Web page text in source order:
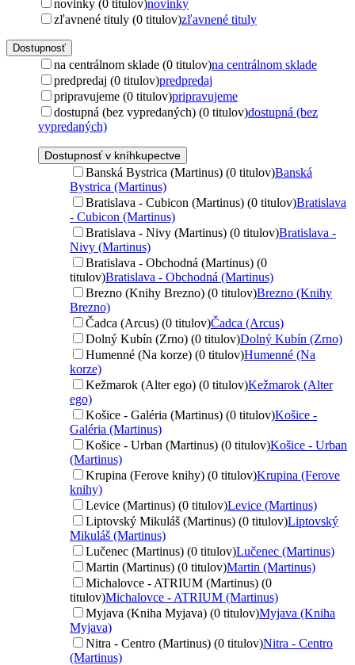
novinky (0 titulov)novinky
zľavnené tituly (0 titulov)zľavnené tituly
Dostupnosť
na centrálnom sklade (0 titulov)na centrálnom sklade
predpredaj (0 titulov)predpredaj
pripravujeme (0 titulov)pripravujeme
dostupná (bez vypredaných) (0 titulov)dostupná (bez
vypredaných)
Dostupnosť v kníhkupectve
Banská Bystrica (Martinus) (0 titulov)Banská
Bystrica (Martinus)
Bratislava - Cubicon (Martinus) (0 titulov)Bratislava
- Cubicon (Martinus)
Bratislava - Nivy (Martinus) (0 titulov)Bratislava -
Nivy (Martinus)
Bratislava - Obchodná (Martinus) (0
titulov)Bratislava - Obchodná (Martinus)
Brezno (Knihy Brezno) (0 titulov)Brezno (Knihy
Brezno)
Čadca (Arcus) (0 titulov)Čadca (Arcus)
Dolný Kubín (Zrno) (0 titulov)Dolný Kubín (Zrno)
Humenné (Na korze) (0 titulov)Humenné (Na
korze)
Kežmarok (Alter ego) (0 titulov)Kežmarok (Alter
ego)
Košice - Galéria (Martinus) (0 titulov)Košice -
Galéria (Martinus)
Košice - Urban (Martinus) (0 titulov)Košice - Urban
(Martinus)
Krupina (Ferove knihy) (0 titulov)Krupina (Ferove
knihy)
Levice (Martinus) (0 titulov)Levice (Martinus)
Liptovský Mikuláš (Martinus) (0 titulov)Liptovský
Mikuláš (Martinus)
Lučenec (Martinus) (0 titulov)Lučenec (Martinus)
Martin (Martinus) (0 titulov)Martin (Martinus)
Michalovce - ATRIUM (Martinus) (0
titulov)Michalovce - ATRIUM (Martinus)
Myjava (Kniha Myjava) (0 titulov)Myjava (Kniha
Myjava)
Nitra - Centro (Martinus) (0 titulov)Nitra - Centro
(Martinus)